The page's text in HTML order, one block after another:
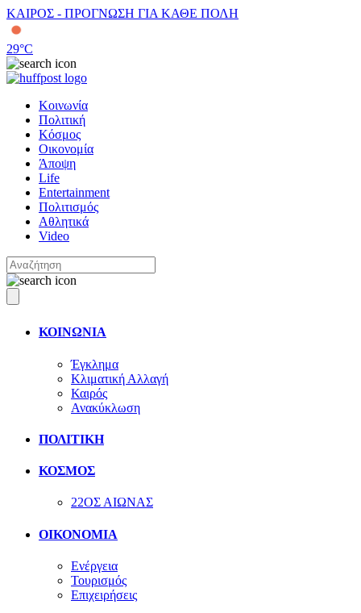
ΚΑΙΡΟΣ - ΠΡΟΓΝΩΣΗ ΓΙΑ ΚΑΘΕ ΠΟΛΗ
29°C
Κοινωνία
Πολιτική
Κόσμος
Οικονομία
Άποψη
Life
Entertainment
Πολιτισμός
Αθλητικά
Video
ΚΟΙΝΩΝΙΑ
Έγκλημα
Κλιματική Αλλαγή
Καιρός
Ανακύκλωση
ΠΟΛΙΤΙΚΗ
ΚΟΣΜΟΣ
22ΟΣ ΑΙΩΝΑΣ
ΟΙΚΟΝΟΜΙΑ
Ενέργεια
Τουρισμός
Επιχειρήσεις